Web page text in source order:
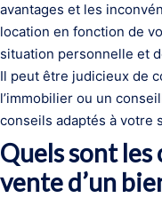
avantages et les
location en fonction de
situation personnelle et
Il peut être judicieux de
l’immobilier ou un
conseils adaptés à votre
Quels sont les
vente d’un